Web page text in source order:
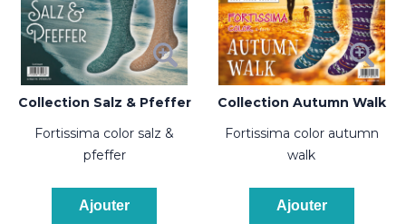
Collection Salz & Pfeffer
fortissima color salz &
pfeffer
Ajouter
Collection Autumn Walk
fortissima color autumn
walk
Ajouter